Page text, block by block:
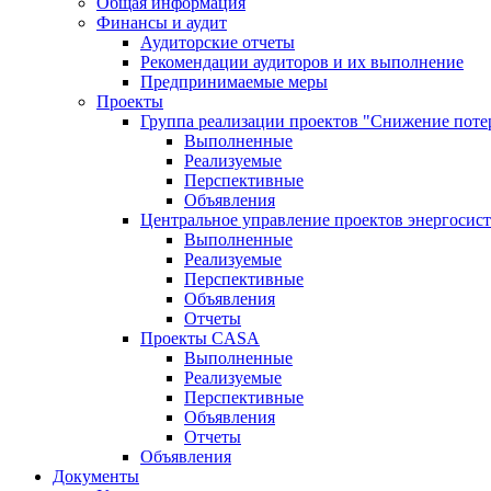
Финансы и аудит
Аудиторские отчеты
Рекомендации аудиторов и их выполнение
Предпринимаемые меры
Проекты
Группа реализации проектов "Снижение
Выполненные
Реализуемые
Перспективные
Объявления
Центральное управление проектов
Выполненные
Реализуемые
Перспективные
Объявления
Отчеты
Проекты CASA
Выполненные
Реализуемые
Перспективные
Объявления
Отчеты
Объявления
Документы